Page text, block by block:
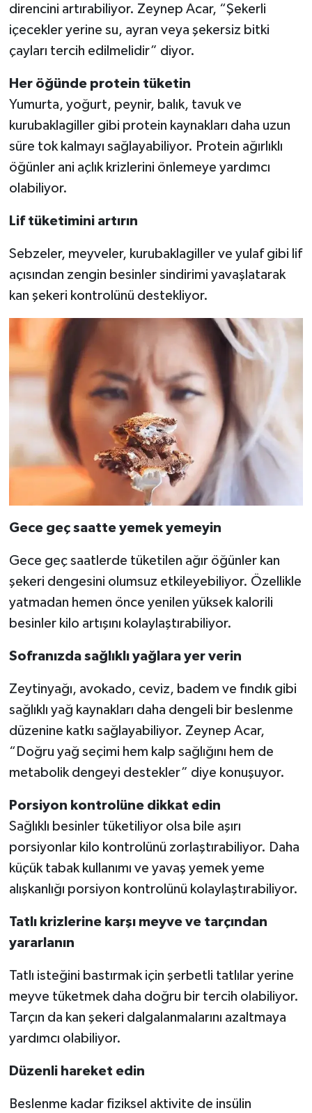
direncini artırabiliyor. Zeynep Acar, “Şekerli
içecekler yerine su, ayran veya şekersiz bitki
çayları tercih edilmelidir” diyor.
Her öğünde protein tüketin
Yumurta, yoğurt, peynir, balık, tavuk ve
kurubaklagiller gibi protein kaynakları daha uzun
süre tok kalmayı sağlayabiliyor. Protein ağırlıklı
öğünler ani açlık krizlerini önlemeye yardımcı
olabiliyor.
Lif tüketimini artırın
Sebzeler, meyveler, kurubaklagiller ve yulaf gibi lif
açısından zengin besinler sindirimi yavaşlatarak
kan şekeri kontrolünü destekliyor.
Gece geç saatte yemek yemeyin
Gece geç saatlerde tüketilen ağır öğünler kan
şekeri dengesini olumsuz etkileyebiliyor. Özellikle
yatmadan hemen önce yenilen yüksek kalorili
besinler kilo artışını kolaylaştırabiliyor.
Sofranızda sağlıklı yağlara yer verin
Zeytinyağı, avokado, ceviz, badem ve fındık gibi
sağlıklı yağ kaynakları daha dengeli bir beslenme
düzenine katkı sağlayabiliyor. Zeynep Acar,
“Doğru yağ seçimi hem kalp sağlığını hem de
metabolik dengeyi destekler” diye konuşuyor.
Porsiyon kontrolüne dikkat edin
Sağlıklı besinler tüketiliyor olsa bile aşırı
porsiyonlar kilo kontrolünü zorlaştırabiliyor. Daha
küçük tabak kullanımı ve yavaş yemek yeme
alışkanlığı porsiyon kontrolünü kolaylaştırabiliyor.
Tatlı krizlerine karşı meyve ve tarçından
yararlanın
Tatlı isteğini bastırmak için şerbetli tatlılar yerine
meyve tüketmek daha doğru bir tercih olabiliyor.
Tarçın da kan şekeri dalgalanmalarını azaltmaya
yardımcı olabiliyor.
Düzenli hareket edin
Beslenme kadar fiziksel aktivite de insülin